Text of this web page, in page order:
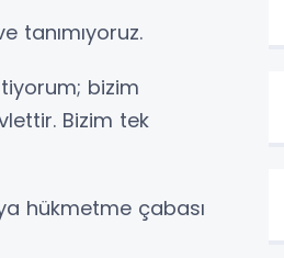
tanımıyoruz.
bizim
Bizim tek
hükmetme çabası